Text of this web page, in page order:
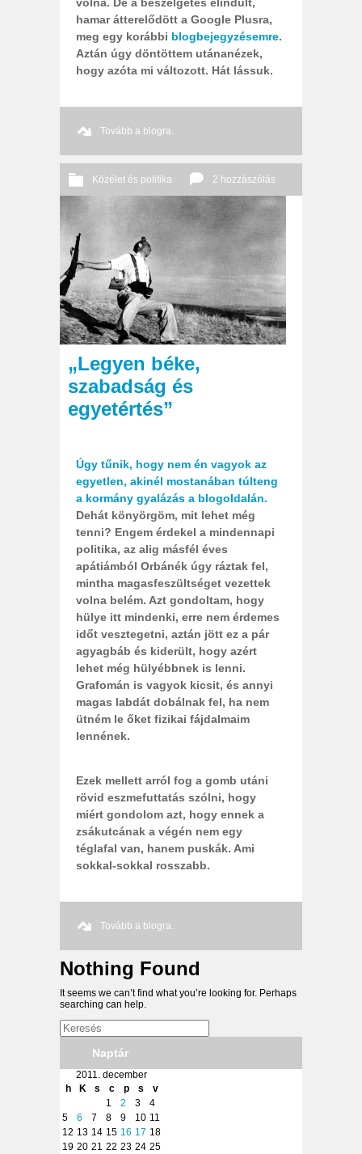
hamar átterelődött a Google Plusra,
meg egy korábbi blogbejegyzésemre.
Aztán úgy döntöttem utánanézek,
hogy azóta mi változott. Hát lássuk.
Tovább a blogra.
Közélet és politika 2 hozzászólás
2011 12. 02. Őri András
„Legyen béke,
szabadság és
egyetértés”
Úgy tűnik, hogy nem én vagyok az
egyetlen, akinél mostanában túlteng
a kormány gyalázás a blogoldalán.
Dehát könyörgöm, mit lehet még
tenni? Engem érdekel a mindennapi
politika, az alig másfél éves
apátiámból Orbánék úgy ráztak fel,
mintha magasfeszültséget vezettek
volna belém. Azt gondoltam, hogy
hülye itt mindenki, erre nem érdemes
időt vesztegetni, aztán jött ez a pár
agyagbáb és kiderült, hogy azért
lehet még hülyébbnek is lenni.
Grafomán is vagyok kicsit, és annyi
magas labdát dobálnak fel, ha nem
ütném le őket fizikai fájdalmaim
lennének.
Ezek mellett arról fog a gomb utáni
rövid eszmefuttatás szólni, hogy
miért gondolom azt, hogy ennek a
zsákutcának a végén nem egy
téglafal van, hanem puskák. Ami
sokkal-sokkal rosszabb.
Tovább a blogra.
Nothing Found
It seems we can’t find what you’re looking for. Perhaps
searching can help.
Naptár
2011. december
h
K s c p s
v
1
2 3
4
5
6 7 8 9 10 11
12 13 14 15 16 17 18
19 20 21 22 23 24 25